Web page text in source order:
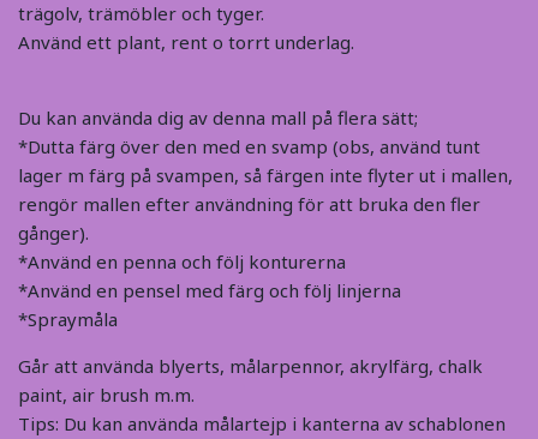
trägolv, trämöbler och tyger.
Använd ett plant, rent o torrt underlag.
Du kan använda dig av denna mall på flera sätt;
*Dutta färg över den med en svamp (obs, använd tunt
lager m färg på svampen, så färgen inte flyter ut i mallen,
rengör mallen efter användning för att bruka den fler
gånger).
*Använd en penna och följ konturerna
*Använd en pensel med färg och följ linjerna
*Spraymåla
Går att använda blyerts, målarpennor, akrylfärg, chalk
paint, air brush m.m.
Tips: Du kan använda målartejp i kanterna av schablonen